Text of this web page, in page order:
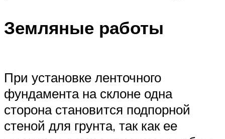
Земляные работы
При установке ленточного
фундамента на склоне одна
сторона становится подпорной
стеной для грунта, так как ее